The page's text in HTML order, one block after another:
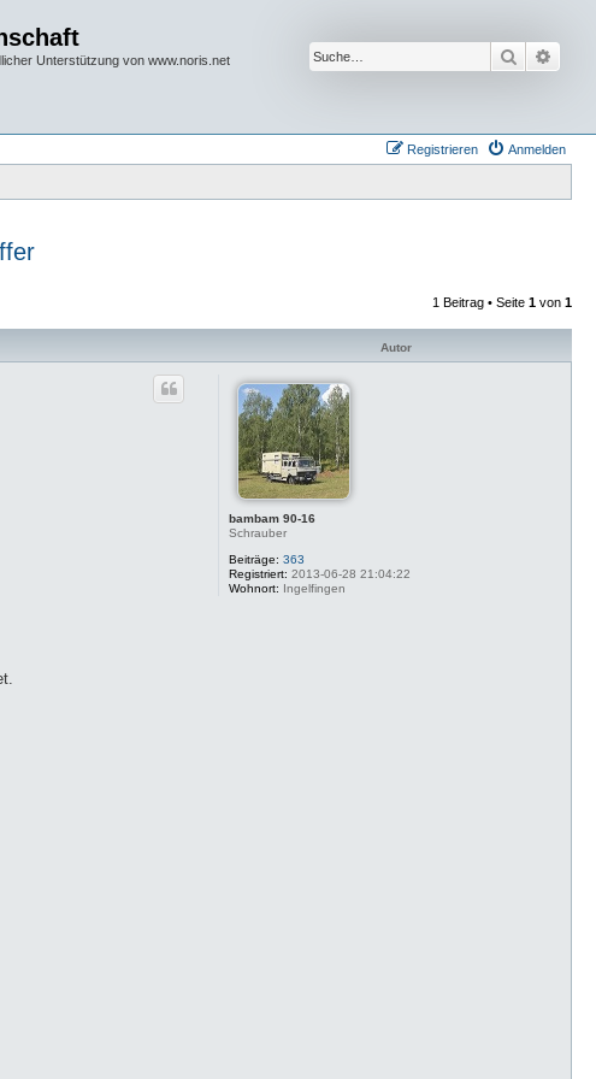
Unterstützung von www.noris.net Suche
Anmelden
Registrieren
1 Beitrag • Seite 1 von 1
Autor
bambam 90-16
Schrauber
Beiträge: 363
Registriert: 2013-06-28 21:04:22
Wohnort: Ingelfingen